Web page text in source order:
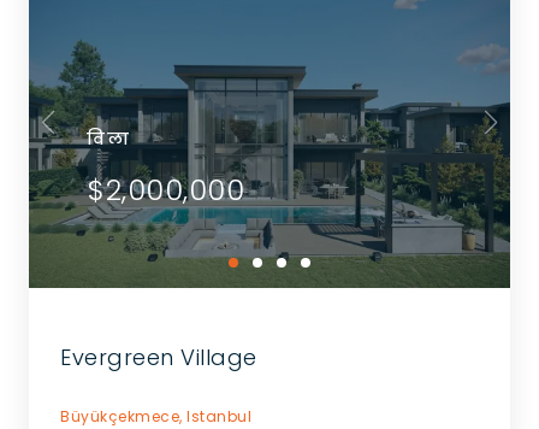
विला
$2,000,000
Evergreen Village
Büyükçekmece, Istanbul